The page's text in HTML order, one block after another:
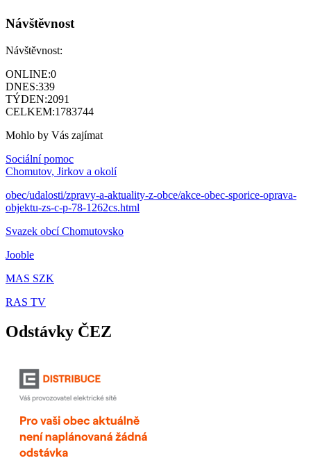
Návštěvnost
Návštěvnost:
ONLINE:0
DNES:339
TÝDEN:2091
CELKEM:1783744
Mohlo by Vás zajímat
Sociální pomoc
Chomutov, Jirkov a okolí
obec/udalosti/zpravy-a-aktuality-z-obce/akce-obec-sporice-oprava-
objektu-zs-c-p-78-1262cs.html
Svazek obcí Chomutovsko
Jooble
MAS SZK
RAS TV
Odstávky ČEZ